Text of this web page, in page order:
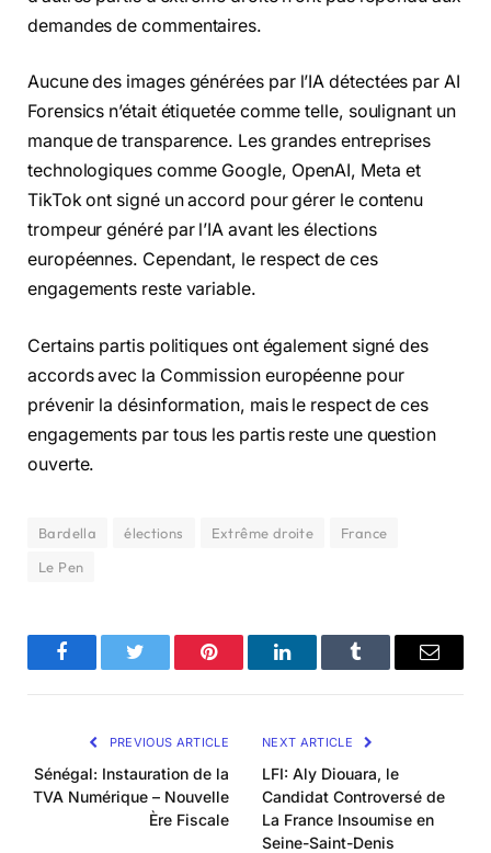
demandes de commentaires.
Aucune des images générées par l’IA détectées par AI
Forensics n’était étiquetée comme telle, soulignant un
manque de transparence. Les grandes entreprises
technologiques comme Google, OpenAI, Meta et
TikTok ont signé un accord pour gérer le contenu
trompeur généré par l’IA avant les élections
européennes. Cependant, le respect de ces
engagements reste variable.
Certains partis politiques ont également signé des
accords avec la Commission européenne pour
prévenir la désinformation, mais le respect de ces
engagements par tous les partis reste une question
ouverte.
Bardella élections Extrême droite
France
Le Pen
FacebookTwitter Pinterest LinkedInTumblr Email
PREVIOUS ARTICLE
Sénégal: Instauration de la
TVA Numérique – Nouvelle
Ère Fiscale
NEXT ARTICLE
LFI: Aly Diouara, le
Candidat Controversé de
La France Insoumise en
Seine-Saint-Denis